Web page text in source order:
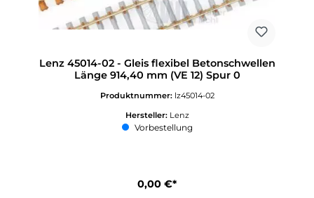
Lenz 45014-02 - Gleis flexibel Betonschwellen
Länge 914,40 mm (VE 12) Spur 0
Produktnummer: lz45014-02
Hersteller: Lenz
Vorbestellung
0,00 €*